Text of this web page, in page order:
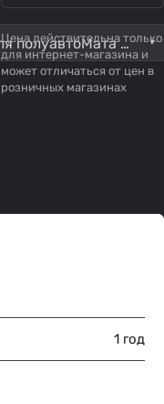
Горелка сварочная для полуавтоМата Abicor Binzel MB 24 KD GRIP (250А, ф0,8-1,2ММ) 3 М
Цена действительна только
для интернет-магазина и
может отличаться от цен в
розничных магазинах
1 год